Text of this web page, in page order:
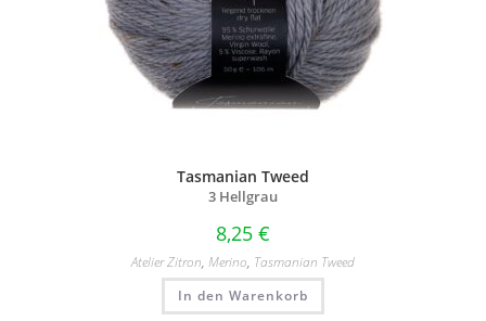
Tasmanian Tweed
3 Hellgrau
8,25 €
Atelier Zitron, Merino, Tasmanian Tweed
In den Warenkorb